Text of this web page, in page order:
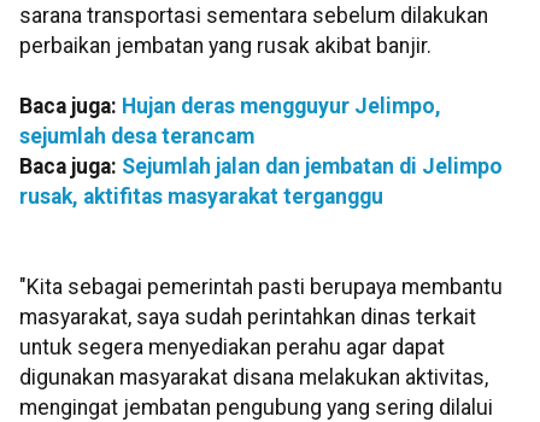
sarana transportasi sementara sebelum dilakukan
perbaikan jembatan yang rusak akibat banjir.
Baca juga: Hujan deras mengguyur Jelimpo,
sejumlah desa terancam
Baca juga: Sejumlah jalan dan jembatan di Jelimpo
rusak, aktifitas masyarakat terganggu
"Kita sebagai pemerintah pasti berupaya membantu
masyarakat, saya sudah perintahkan dinas terkait
untuk segera menyediakan perahu agar dapat
digunakan masyarakat disana melakukan aktivitas,
mengingat jembatan pengubung yang sering dilalui